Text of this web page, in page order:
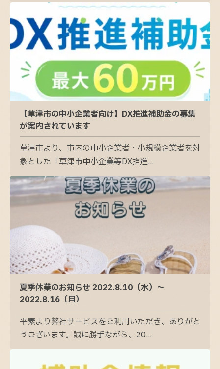
【草津市の中小企業者向け】DX推進補助金の募集
が案内されています
草津市より、市内の中小企業者・小規模企業者を対
象とした「草津市中小企業等DX推進...
夏季休業のお知らせ 2022.8.10（水）〜
2022.8.16（月）
平素より弊社サービスをご利用いただき、ありがと
うございます。誠に勝手ながら、20...